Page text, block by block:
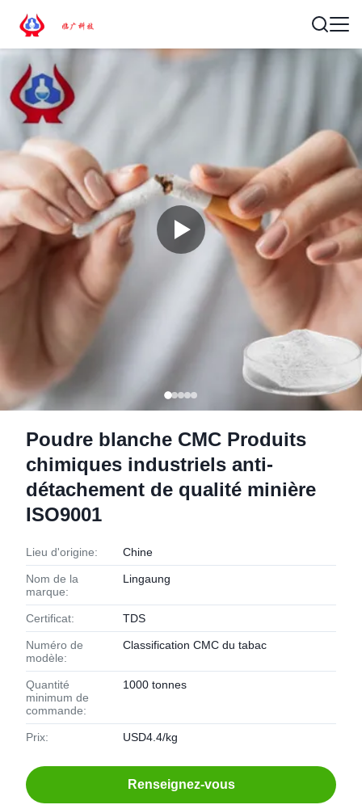
Poudre blanche CMC Produits
chimiques industriels anti-
détachement de qualité minière
ISO9001
Lieu d'origine: Chine
Nom de la
marque:
Lingaung
Certificat: TDS
Numéro de
modèle:
Classification CMC du tabac
Quantité
minimum de
commande:
1000 tonnes
Prix: USD4.4/kg
Renseignez-vous